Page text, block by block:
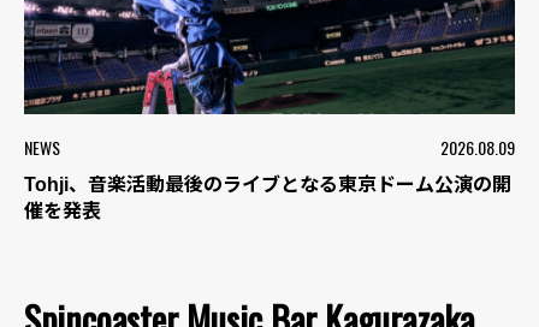
NEWS 2026.08.09
Tohji、音楽活動最後のライブとなる東京ドーム公演の開
催を発表